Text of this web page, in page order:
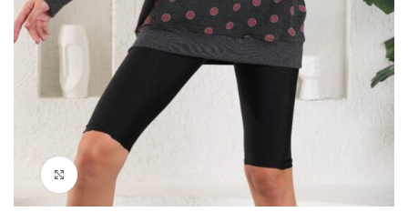
Cliquez pour agrandir